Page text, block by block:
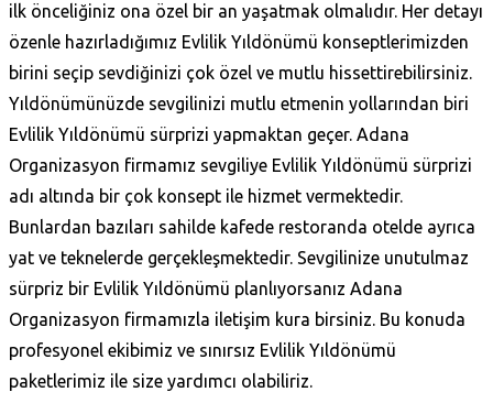
ilk önceliğiniz ona özel bir an yaşatmak olmalıdır. Her detayı
özenle hazırladığımız Evlilik Yıldönümü konseptlerimizden
birini seçip sevdiğinizi çok özel ve mutlu hissettirebilirsiniz.
Yıldönümünüzde sevgilinizi mutlu etmenin yollarından biri
Evlilik Yıldönümü sürprizi yapmaktan geçer. Adana
Organizasyon firmamız sevgiliye Evlilik Yıldönümü sürprizi
adı altında bir çok konsept ile hizmet vermektedir.
Bunlardan bazıları sahilde kafede restoranda otelde ayrıca
yat ve teknelerde gerçekleşmektedir. Sevgilinize unutulmaz
sürpriz bir Evlilik Yıldönümü planlıyorsanız Adana
Organizasyon firmamızla iletişim kura birsiniz. Bu konuda
profesyonel ekibimiz ve sınırsız Evlilik Yıldönümü
paketlerimiz ile size yardımcı olabiliriz.